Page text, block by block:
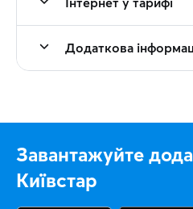
Додаткова
Завантажуйте
Київстар